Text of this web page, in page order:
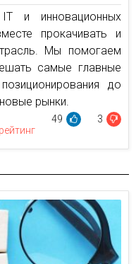
и инновационных
прокачивать и
Мы помогаем
самые главные
до
рынки.
49 3